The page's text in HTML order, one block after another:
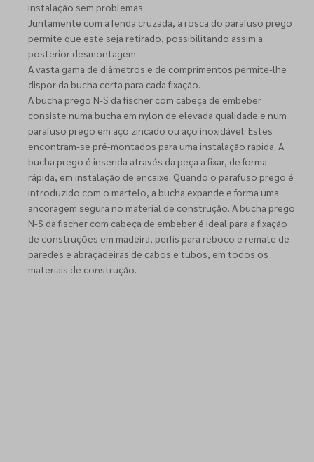
instalação sem problemas.
Juntamente com a fenda cruzada, a rosca do parafuso prego
permite que este seja retirado, possibilitando assim a
posterior desmontagem.
A vasta gama de diâmetros e de comprimentos permite-lhe
dispor da bucha certa para cada fixação.
A bucha prego N-S da fischer com cabeça de embeber
consiste numa bucha em nylon de elevada qualidade e num
parafuso prego em aço zincado ou aço inoxidável. Estes
encontram-se pré-montados para uma instalação rápida. A
bucha prego é inserida através da peça a fixar, de forma
rápida, em instalação de encaixe. Quando o parafuso prego é
introduzido com o martelo, a bucha expande e forma uma
ancoragem segura no material de construção. A bucha prego
N-S da fischer com cabeça de embeber é ideal para a fixação
de construções em madeira, perfis para reboco e remate de
paredes e abraçadeiras de cabos e tubos, em todos os
materiais de construção.